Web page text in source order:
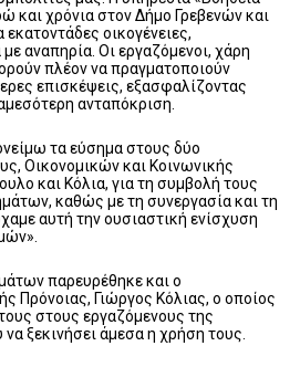
και χρόνια στον Δήμο Γρεβενών και
εκατοντάδες οικογένειες,
αναπηρία. Οι εργαζόμενοι, χάρη
πλέον ναπραγματοποιούν
επισκέψεις, εξασφαλίζοντας
ανταπόκριση.
τα εύσημα στους δύο
, Οικονομικών και Κοινωνικής
και Κόλια, για τη συμβολή τους
καθώς με τη συνεργασία και τη
αυτή την ουσιαστική ενίσχυση
παρευρέθηκε και ο
Πρόνοιας, Γιώργος Κόλιας, ο οποίος
στους εργαζόμενους της
ξεκινήσει άμεσα η χρήση τους.